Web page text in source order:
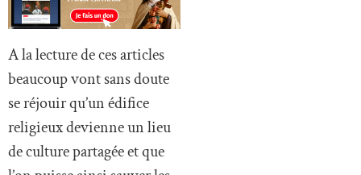
A la lecture de ces articles
beaucoup vont sans doute
se réjouir qu’un édifice
religieux devienne un lieu
de culture partagée et que